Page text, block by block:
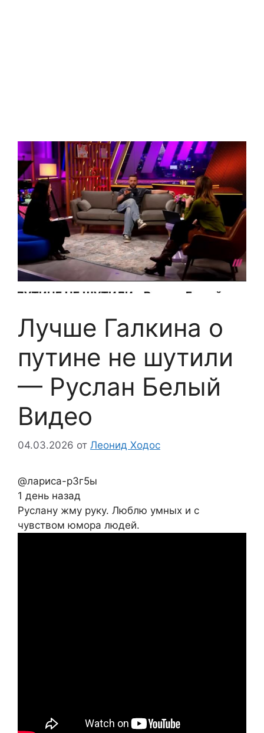
Лучше Галкина о
путине не шутили
— Руслан Белый
Видео
04.03.2026 от Леонид Ходос
@лариса-р3г5ы
1 день назад
Руслану жму руку. Люблю умных и с
чувством юмора людей.